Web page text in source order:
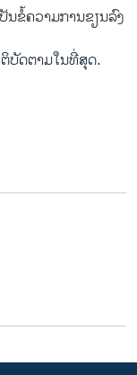
ນຂໍ້ຄວາມ​ການ​ຂຽນ​ລົງ​
ບັດຕາມໃນທີ່ສຸດ.